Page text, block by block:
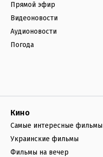
Прямой эфир
Видеоновости
Аудионовости
Погода
Кино
Самые интересные фильмы
Украинские фильмы
Фильмы на вечер